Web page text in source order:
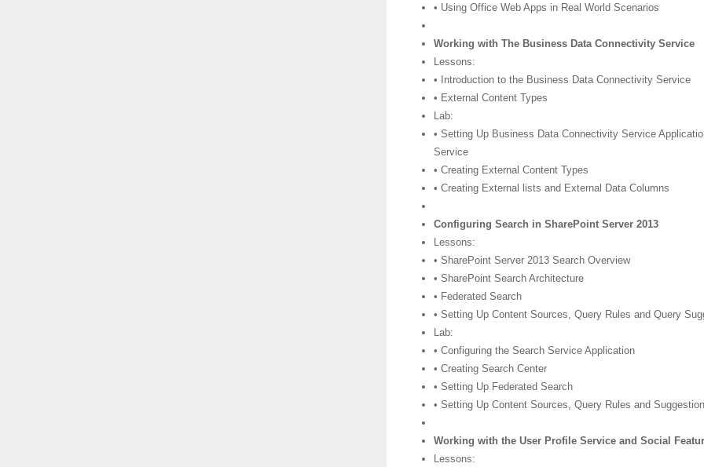
• Using Office Web Apps in Real World Scenarios
Working with The Business Data Connectivity Service
Lessons:
• Introduction to the Business Data Connectivity Service
• External Content Types
Lab:
• Setting Up Business Data Connectivity Service
Service
• Creating External Content Types
• Creating External lists and External Data Columns
Configuring Search in SharePoint Server 2013
Lessons:
• SharePoint Server 2013 Search Overview
• SharePoint Search Architecture
• Federated Search
• Setting Up Content Sources, Query Rules and Query
Lab:
• Configuring the Search Service Application
• Creating Search Center
• Setting Up Federated Search
• Setting Up Content Sources, Query Rules and
Working with the User Profile Service and Social
Lessons: